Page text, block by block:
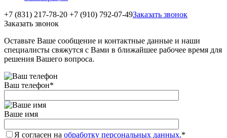
+7 (831) 217-78-20 +7 (910) 792-07-49Заказать звонок
Заказать звонок
Оставьте Ваше сообщение и контактные данные и наши
специалисты свяжутся с Вами в ближайшее рабочее время для
решения Вашего вопроса.
Ваш телефон*
Ваше имя
Я согласен на обработку персональных данных.*